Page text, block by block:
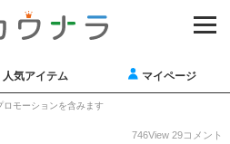
人気アイテム マイページ
ロモーションを含みます
746View 29コメント